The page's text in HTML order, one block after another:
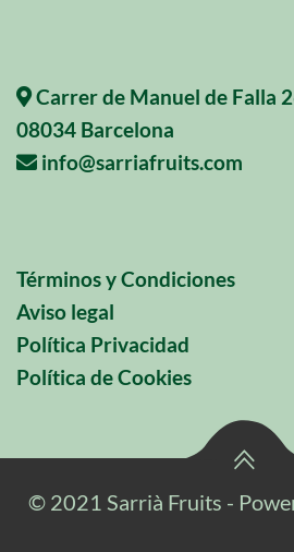
Carrer de Manuel de Falla
08034 Barcelona
info@sarriafruits.com
Términos y Condiciones
Aviso legal
Política Privacidad
Política de Cookies
© 2021 Sarrià Fruits -